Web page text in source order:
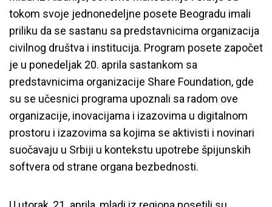
tokom svoje jednonedeljne posete Beogradu imali
priliku da se sastanu sa predstavnicima organizacija
civilnog društva i institucija. Program posete započet
je u ponedeljak 20. aprila sastankom sa
predstavnicima organizacije Share Foundation, gde
su se učesnici programa upoznali sa radom ove
organizacije, inovacijama i izazovima u digitalnom
prostoru i izazovima sa kojima se aktivisti i novinari
suočavaju u Srbiji u kontekstu upotrebe špijunskih
softvera od strane organa bezbednosti.